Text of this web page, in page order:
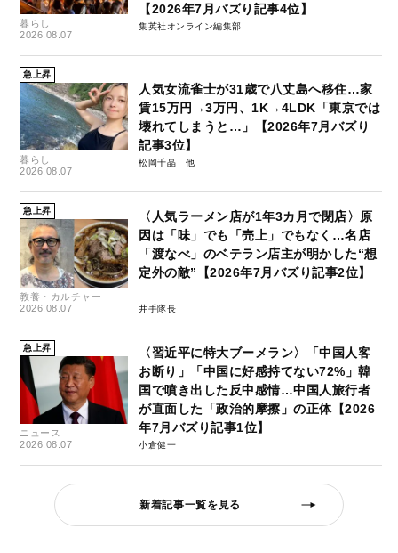
暮らし
2026.08.07
【2026年7月バズり記事4位】
集英社オンライン編集部
急上昇
暮らし
2026.08.07
人気女流雀士が31歳で八丈島へ移住…家
賃15万円→3万円、1K→4LDK「東京では
壊れてしまうと…」【2026年7月バズり
記事3位】
松岡千晶
急上昇
教養・カルチャー
2026.08.07
〈人気ラーメン店が1年3カ月で閉店〉原
因は「味」でも「売上」でもなく…名店
「渡なべ」のベテラン店主が明かした“想
定外の敵”【2026年7月バズり記事2位】
井手隊長
急上昇
ニュース
2026.08.07
〈習近平に特大ブーメラン〉「中国人客
お断り」「中国に好感持てない72%」韓
国で噴き出した反中感情…中国人旅行者
が直面した「政治的摩擦」の正体【2026
年7月バズり記事1位】
小倉健一
新着記事一覧を見る